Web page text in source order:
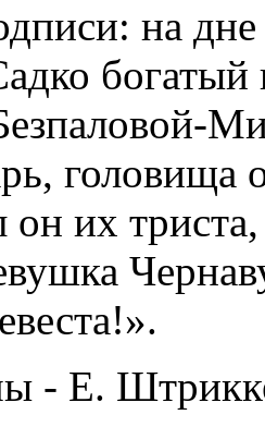
на дне
богатый
головища
он их
- Е.